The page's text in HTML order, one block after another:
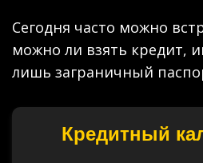
Сегодня часто можно
можно ли взять кредит,
лишь заграничный
Кредитный